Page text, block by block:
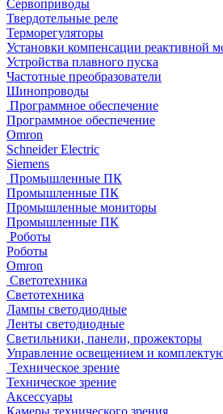
Сервоприводы
Твердотельные реле
Терморегуляторы
Установки компенсации
Устройства плавного пуска
Частотные преобразователи
Шинопроводы
Программное обеспечение
Программное обеспечение
Omron
Schneider Electric
Siemens
Промышленные ПК
Промышленные ПК
Промышленные мониторы
Промышленные ПК
Роботы
Роботы
Omron
Светотехника
Светотехника
Лампы светодиодные
Ленты светодиодные
Светильники, панели, прожекторы
Управление освещением и
Техническое зрение
Техническое зрение
Аксессуары
Камеры технического зрения